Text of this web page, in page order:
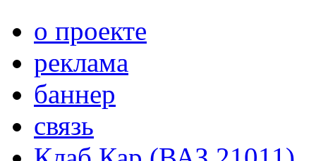
о проекте
реклама
баннер
связь